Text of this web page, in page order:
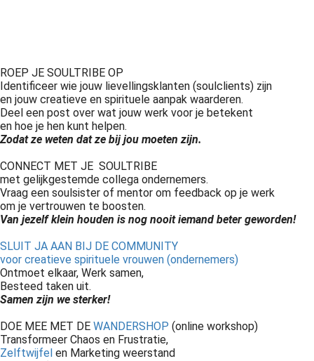
ROEP JE SOULTRIBE OP
Identificeer wie jouw lievellingsklanten (soulclients) zijn
en jouw creatieve en spirituele aanpak waarderen.
Deel een post over wat jouw werk voor je betekent
en hoe je hen kunt helpen.
Zodat ze weten dat ze bij jou moeten zijn.
CONNECT MET JE SOULTRIBE
met gelijkgestemde collega ondernemers.
Vraag een soulsister of mentor om feedback op je werk
om je vertrouwen te boosten.
Van jezelf klein houden is nog nooit iemand beter geworden!
SLUIT JA AAN BIJ DE COMMUNITY
voor creatieve spirituele vrouwen (ondernemers)
Ontmoet elkaar, Werk samen,
Besteed taken uit.
Samen zijn we sterker!
DOE MEE MET DE WANDERSHOP (online workshop)
Transformeer Chaos en Frustratie,
Zelftwijfel en Marketing weerstand